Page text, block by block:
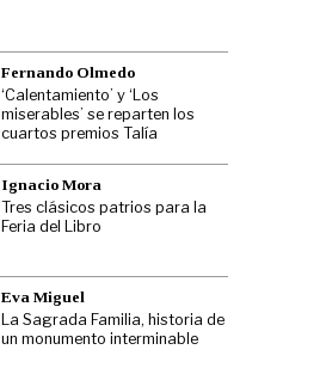
Fernando Olmedo
‘Calentamiento’ y ‘Los
miserables’ se reparten los
cuartos premios Talía
Ignacio Mora
Tres clásicos patrios para la
Feria del Libro
Eva Miguel
La Sagrada Familia, historia de
un monumento interminable